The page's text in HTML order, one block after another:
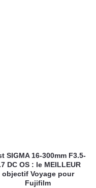
SIGMA 16-300mm F3.5-
DC OS : le MEILLEUR
objectif Voyage pour
Fujifilm